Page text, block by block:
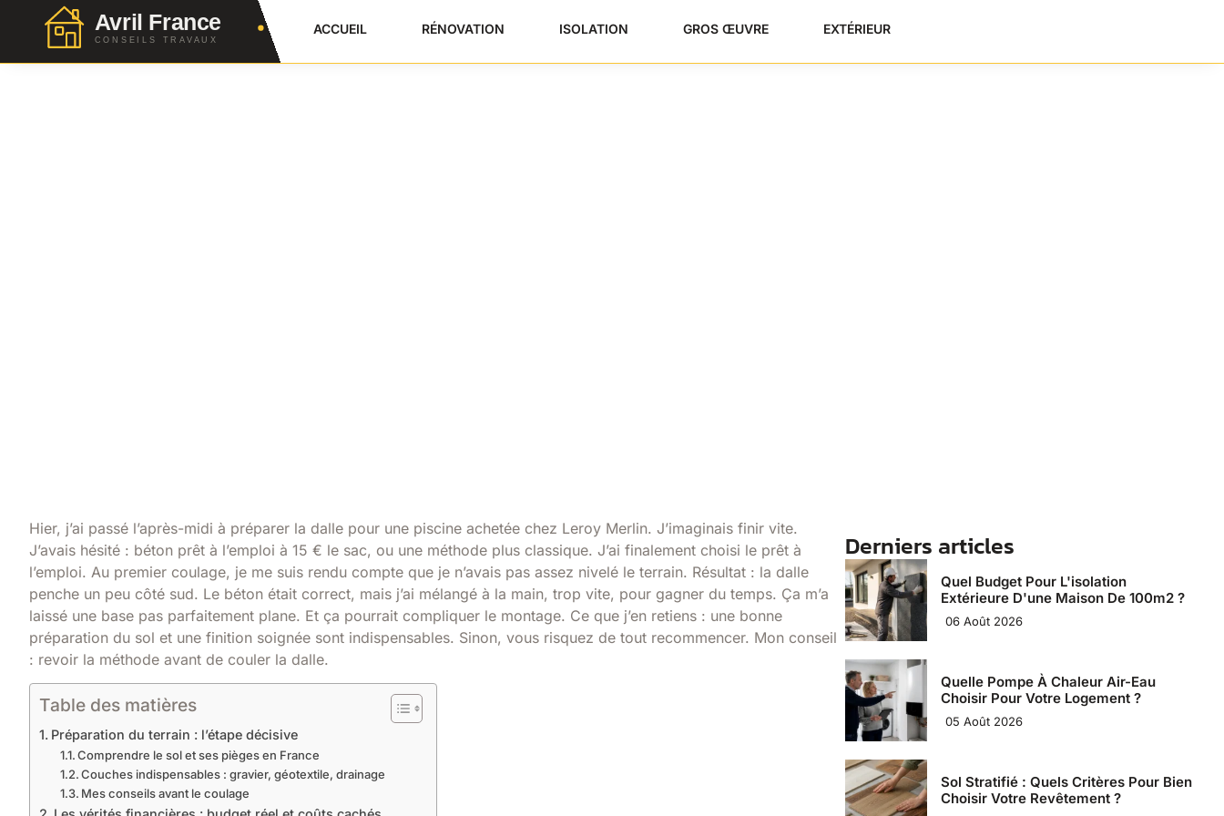
ACCUEIL RÉNOVATION ISOLATION GROS ŒUVRE EXTÉRIEUR
Hier, j’ai passé l’après-midi à préparer la dalle pour une piscine achetée chez Leroy Merlin. J’imaginais finir vite.
J’avais hésité : béton prêt à l’emploi à 15 € le sac, ou une méthode plus classique. J’ai finalement choisi le prêt à
l’emploi. Au premier coulage, je me suis rendu compte que je n’avais pas assez nivelé le terrain. Résultat : la dalle
penche un peu côté sud. Le béton était correct, mais j’ai mélangé à la main, trop vite, pour gagner du temps. Ça m’a
laissé une base pas parfaitement plane. Et ça pourrait compliquer le montage. Ce que j’en retiens : une bonne
préparation du sol et une finition soignée sont indispensables. Sinon, vous risquez de tout recommencer. Mon conseil
: revoir la méthode avant de couler la dalle.
Table des matières
Préparation du terrain : l’étape décisive
Comprendre le sol et ses pièges en France
Couches indispensables : gravier, géotextile, drainage
Mes conseils avant le coulage
Derniers articles
Quel Budget Pour L'isolation
Extérieure D'une Maison De 100m2 ?
06 Août 2026
Quelle Pompe À Chaleur Air-Eau
Choisir Pour Votre Logement ?
05 Août 2026
Sol Stratifié : Quels Critères Pour Bien
Choisir Votre Revêtement ?